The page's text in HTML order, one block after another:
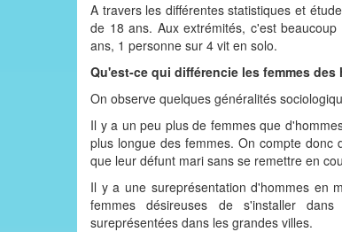
A travers les différentes statistiques et
de 18 ans. Aux extrémités, c'est
ans, 1 personne sur 4 vit en solo.
Qu'est-ce qui différencie les femmes des
On observe quelques généralités
Il y a un peu plus de femmes que
plus longue des femmes. On compte
que leur défunt mari sans se remettre en
Il y a une sureprésentation d'hommes en
femmes désireuses de s'installer
sureprésentées dans les grandes villes.